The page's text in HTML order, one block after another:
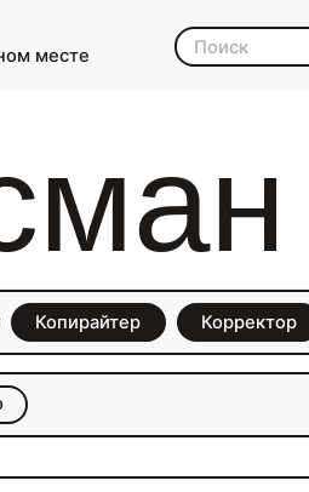
месте
Копирайтер Корректор